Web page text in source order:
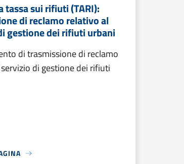
tassa sui rifiuti (TARI):
di reclamo relativo al
gestione dei rifiuti urbani
di trasmissione di reclamo
di gestione dei rifiuti